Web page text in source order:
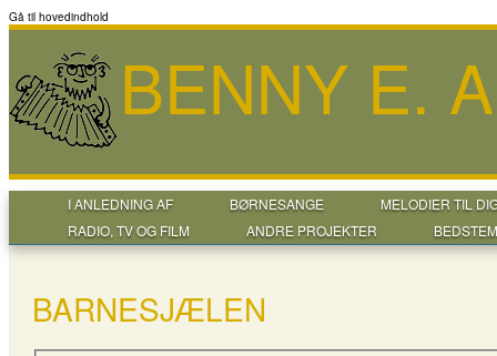
Gå til hovedindhold
BENNY E.
I ANLEDNING AF BØRNESANGE
MELODIER TIL
RADIO, TV OG FILM
ANDRE PROJEKTER
BARNESJÆLEN